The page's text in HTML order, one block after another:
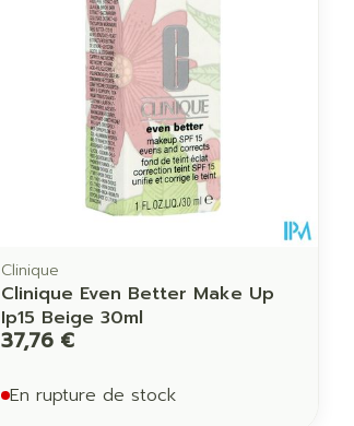
Clinique
Clinique Even Better Make Up
Ip15 Beige 30ml
37,76 €
En rupture de stock